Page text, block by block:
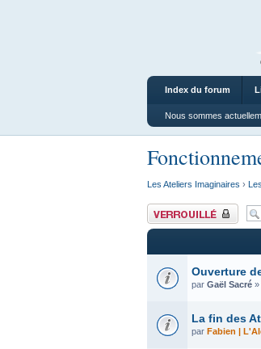
Index du forum
Nous sommes
Les Ateliers Imaginaires ›
Forum verrouillé
Ouverture
par Gaël Sacré »
La fin des
par Fabien |